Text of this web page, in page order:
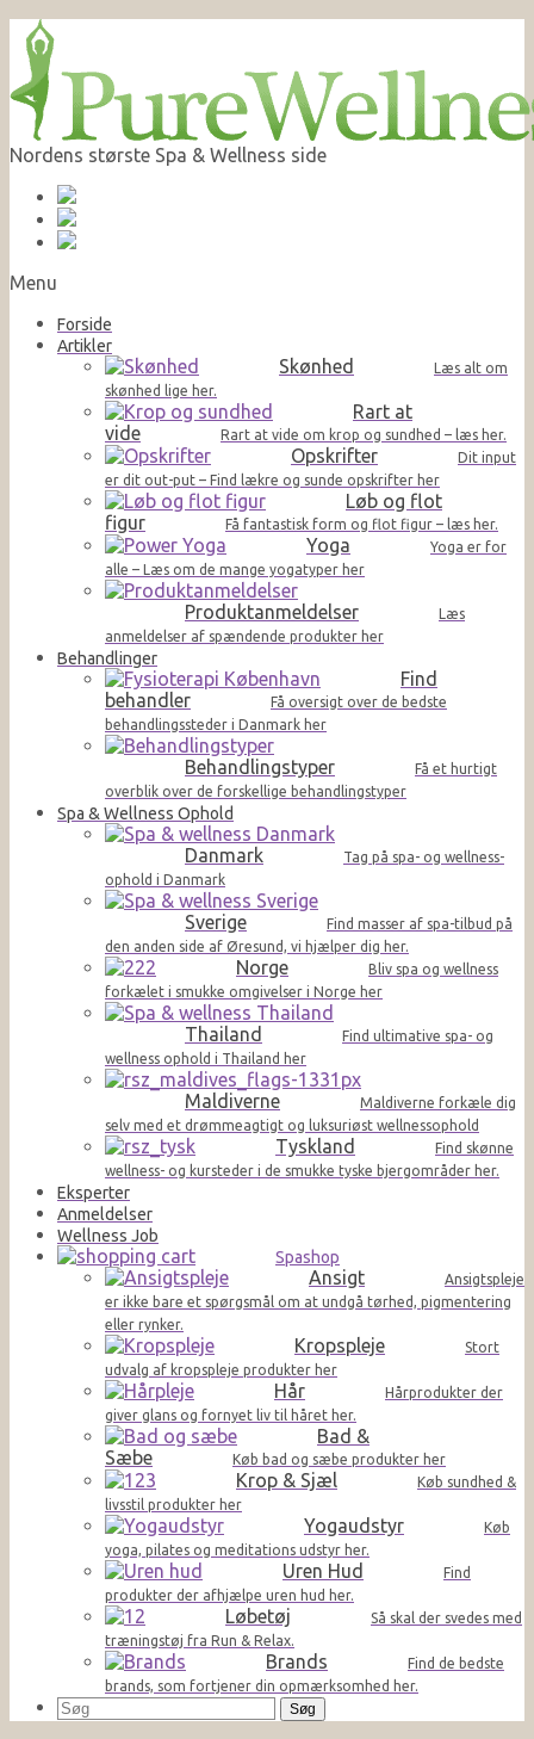
Nordens største Spa & Wellness side
Menu
Forside
Artikler
Skønhed
Læs alt om
skønhed lige her.
Rart at
vide
Rart at vide om krop og sundhed – læs her.
Opskrifter
Dit input
er dit out-put – Find lækre og sunde opskrifter her
Løb og flot
figur
Få fantastisk form og flot figur – læs her.
Yoga
Yoga er for
alle – Læs om de mange yogatyper her
Produktanmeldelser
Læs
anmeldelser af spændende produkter her
Behandlinger
Find
behandler
Få oversigt over de bedste
behandlingssteder i Danmark her
Behandlingstyper
Få et hurtigt
overblik over de forskellige behandlingstyper
Spa & Wellness Ophold
Danmark
Tag på spa- og wellness-
ophold i Danmark
Sverige
Find masser af spa-tilbud på
den anden side af Øresund, vi hjælper dig her.
Norge
Bliv spa og wellness
forkælet i smukke omgivelser i Norge her
Thailand
Find ultimative spa- og
wellness ophold i Thailand her
Maldiverne
Maldiverne forkæle dig
selv med et drømmeagtigt og luksuriøst wellnessophold
Tyskland
Find skønne
wellness- og kursteder i de smukke tyske bjergområder her.
Eksperter
Anmeldelser
Wellness Job
Spashop
Ansigt
Ansigtspleje
er ikke bare et spørgsmål om at undgå tørhed, pigmentering
eller rynker.
Kropspleje
Stort
udvalg af kropspleje produkter her
Hår
Hårprodukter der
giver glans og fornyet liv til håret her.
Bad &
Sæbe
Køb bad og sæbe produkter her
Krop & Sjæl
Køb sundhed &
livsstil produkter her
Yogaudstyr
Køb
yoga, pilates og meditations udstyr her.
Uren Hud
Find
produkter der afhjælpe uren hud her.
Løbetøj
Så skal der svedes med
træningstøj fra Run & Relax.
Brands
Find de bedste
brands, som fortjener din opmærksomhed her.
Søg
efter: